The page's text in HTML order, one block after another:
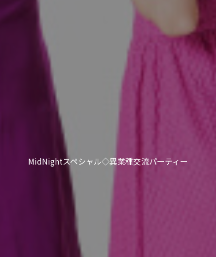
MidNightスペシャル◇異業種交流パーティー